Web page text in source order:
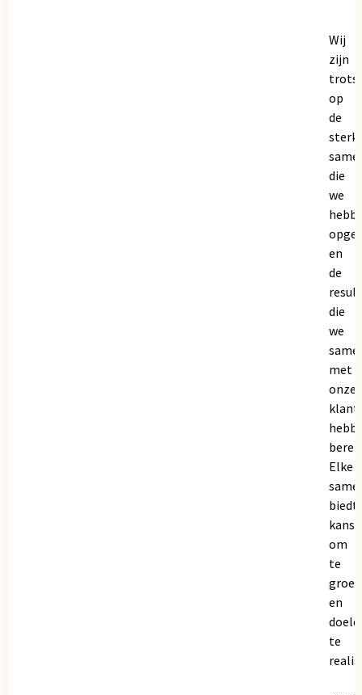
Wij
zijn
trots
op
de
die
we
en
de
die
we
met
onze
Elke
biedt
om
te
en
te